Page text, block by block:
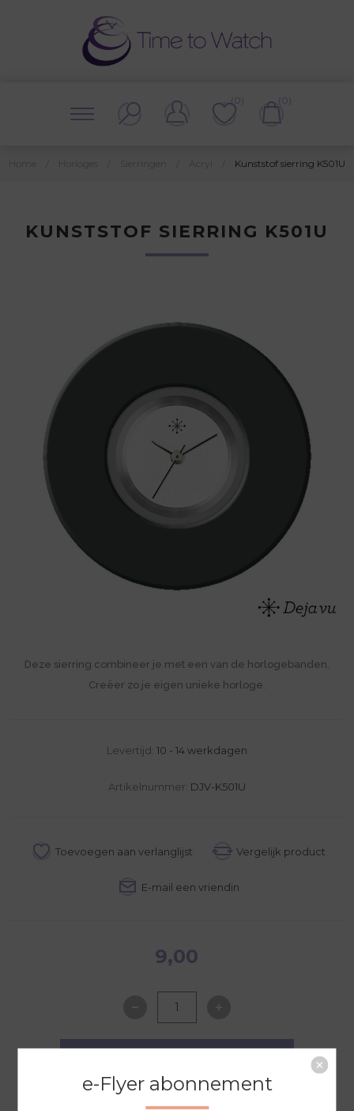
(0) (0)
Kunststof sierring K501U
KUNSTSTOF SIERRING K501U
Deze sierring combineer je met een van de horlogebanden.
Creëer zo je eigen unieke horloge.
Levertijd: 10 - 14 werkdagen
Artikelnummer: DJV-K501U
9,00
e-Flyer abonnement